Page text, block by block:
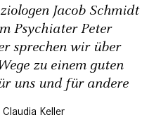
Jacob Schmidt
Psychiater Peter
sprechen wir über
zu einem guten
uns und für andere
Claudia Keller